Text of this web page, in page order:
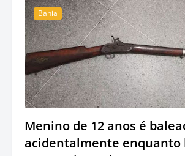
Bahia
Menino de 12 anos é
acidentalmente enquanto